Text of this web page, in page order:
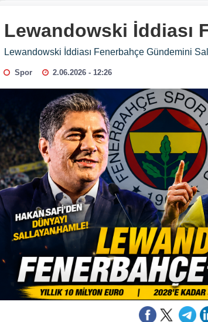
Lewandowski İddiası
Lewandowski İddiası Fenerbahçe Gündemini
Spor 2.06.2026 - 12:26